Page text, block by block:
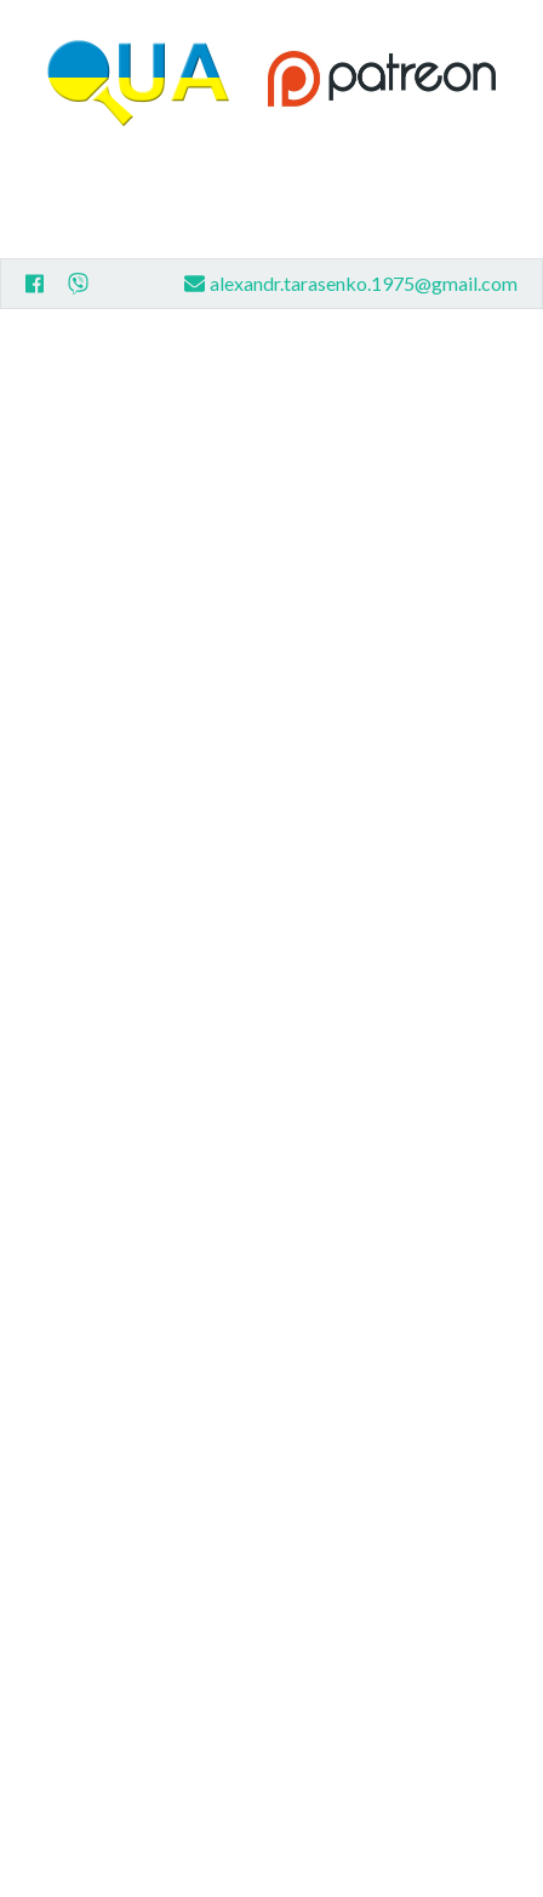
alexandr.tarasenko.1975@gmail.com